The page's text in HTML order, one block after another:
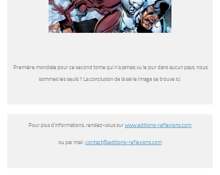
Première mondiale pour ce second tome qui n’a jamais vu le jour dans aucun pays, nous
sommes les seuls !! La conclusion de la série Image se trouve ici.
Pour plus d’informations, rendez-vous surwww.editions-reflexions.com
ou par mail :contact@editions-reflexions.com